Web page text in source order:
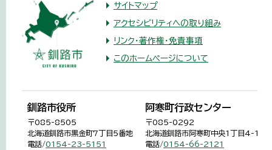
サイトマップ
アクセシビリティへの取り組み
リンク・著作権・免責事項
このホームページについて
釧路市役所
〒085-8505
北海道釧路市黒金町7丁目5番地
電話/0154-23-5151
阿寒町行政センター
〒085-0292
北海道釧路市阿寒町中央1丁目4-1
電話/0154-66-2121